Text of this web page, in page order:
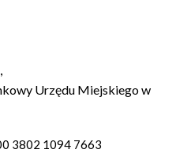
Urzędu Miejskiego w
3802 1094 7663